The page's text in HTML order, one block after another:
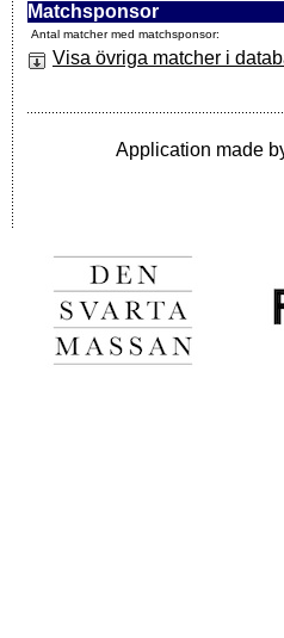
Matchsponsor
Antal matcher med matchsponsor:
Visa övriga matcher i
Application made